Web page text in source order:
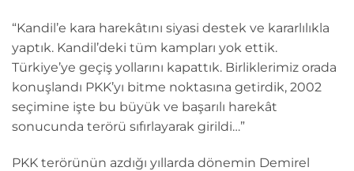
“Kandil’e kara harekâtını siyasi destek ve kararlılıkla
yaptık. Kandil’deki tüm kampları yok ettik.
Türkiye’ye geçiş yollarını kapattık. Birliklerimiz orada
konuşlandı PKK’yı bitme noktasına getirdik, 2002
seçimine işte bu büyük ve başarılı harekât
sonucunda terörü sıfırlayarak girildi…”
PKK terörünün azdığı yıllarda dönemin Demirel